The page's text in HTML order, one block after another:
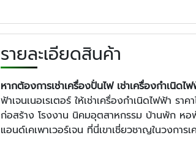
รายละเอียดสินค้า
หากต้องการเช่าเครื่องปั่นไฟ เช่าเครื่องกำเนิดไ
ฟ้าเจนเนอเรเตอร์ ให้เช่าเครื่องกำเนิดไฟฟ้า ราค
ก่อสร้าง โรงงาน นิคมอุตสาหกรรม บ้านพัก หอ
แอนด์เคเพาเวอร์เจน ที่นี่เขาเชี่ยวชาญในวงกา